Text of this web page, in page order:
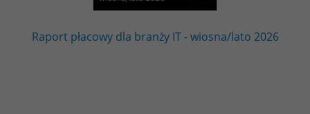
Raport płacowy dla branży IT - wiosna/lato 2026